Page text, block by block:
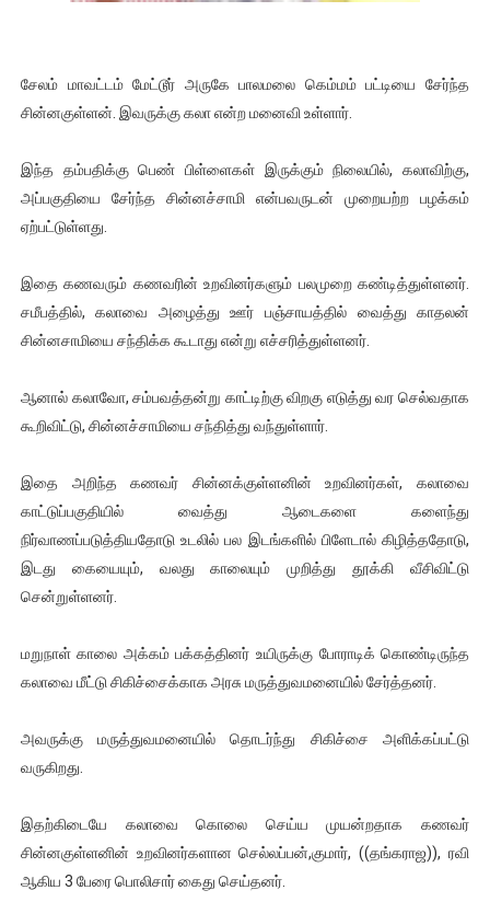
32 CM விநோத கன்றுக்குட்டி! (வீடியோ)
வலிமை தான் அஜித் திரைப்பயணத்திலே அதிக காலெக்ஷன் செய்த
அல்வா கொடுக்கின்றது இலங்கை!
2ஆம் நாள் உக்ரைன் யுத்தம்!! எங்களைத் தனிமையில்
சேலம் மாவட்டம் மேட்டூர் அருகே பாலமலை கெம்மம் பட்டியை சேர்ந்த
சின்னகுள்ளன். இவருக்கு கலா என்ற மனைவி உள்ளார்.
இந்த தம்பதிக்கு பெண் பிள்ளைகள் இருக்கும் நிலையில், கலாவிற்கு,
அப்பகுதியை சேர்ந்த சின்னச்சாமி என்பவருடன் முறையற்ற பழக்கம்
ஏற்பட்டுள்ளது.
இதை கணவரும் கணவரின் உறவினர்களும் பலமுறை கண்டித்துள்ளனர்.
சமீபத்தில், கலாவை அழைத்து ஊர் பஞ்சாயத்தில் வைத்து காதலன்
சின்னசாமியை சந்திக்க கூடாது என்று எச்சரித்துள்ளனர்.
ஆனால் கலாவோ, சம்பவத்தன்று காட்டிற்கு விறகு எடுத்து வர செல்வதாக
கூறிவிட்டு, சின்னச்சாமியை சந்தித்து வந்துள்ளார்.
இதை அறிந்த கணவர் சின்னக்குள்ளனின் உறவினர்கள், கலாவை
காட்டுப்பகுதியில் வைத்து ஆடைகளை களைந்து
நிர்வாணப்படுத்தியதோடு உடலில் பல இடங்களில் பிளேடால் கிழித்ததோடு,
இடது கையையும், வலது காலையும் முறித்து தூக்கி வீசிவிட்டு
சென்றுள்ளனர்.
மறுநாள் காலை அக்கம் பக்கத்தினர் உயிருக்கு போராடிக் கொண்டிருந்த
கலாவை மீட்டு சிகிச்சைக்காக அரசு மருத்துவமனையில் சேர்த்தனர்.
அவருக்கு மருத்துவமனையில் தொடர்ந்து சிகிச்சை அளிக்கப்பட்டு
வருகிறது.
இதற்கிடையே கலாவை கொலை செய்ய முயன்றதாக கணவர்
சின்னகுள்ளனின் உறவினர்களான செல்லப்பன்,குமார், ((தங்கராஜ)), ரவி
ஆகிய 3 பேரை பொலிசார் கைது செய்தனர்.